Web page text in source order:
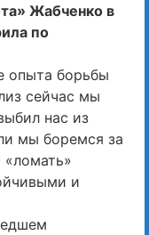
Жабченко в
по
опыта борьбы
сейчас мы
нас из
мы боремся за
и